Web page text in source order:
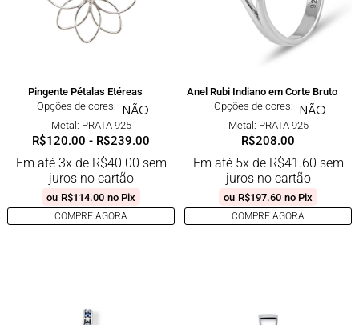
Pingente Pétalas Etéreas
Opções de cores: NÃO
Metal: PRATA 925
R$120.00 - R$239.00
Em até 3x de R$40.00 sem
juros no cartão
ou R$114.00 no Pix
COMPRE AGORA
Anel Rubi Indiano em Corte Bruto
Opções de cores: NÃO
Metal: PRATA 925
R$208.00
Em até 5x de R$41.60 sem
juros no cartão
ou R$197.60 no Pix
COMPRE AGORA